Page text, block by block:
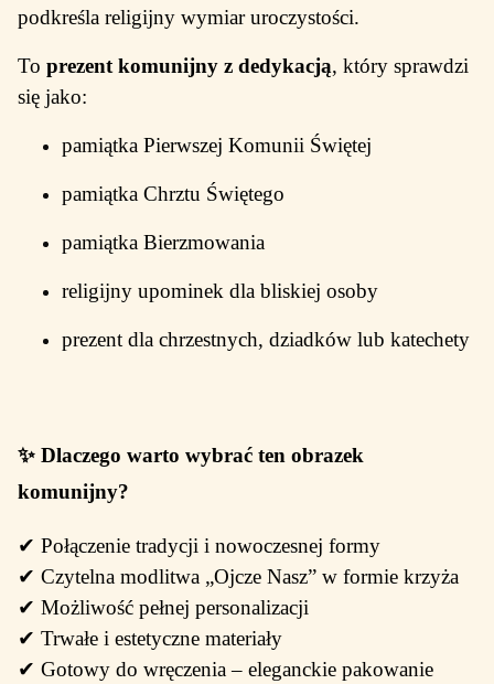
podkreśla religijny wymiar uroczystości.
To prezent komunijny z dedykacją, który sprawdzi
się jako:
pamiątka Pierwszej Komunii Świętej
pamiątka Chrztu Świętego
pamiątka Bierzmowania
religijny upominek dla bliskiej osoby
prezent dla chrzestnych, dziadków lub katechety
✨ Dlaczego warto wybrać ten obrazek
komunijny?
✔ Połączenie tradycji i nowoczesnej formy
✔ Czytelna modlitwa „Ojcze Nasz” w formie krzyża
✔ Możliwość pełnej personalizacji
✔ Trwałe i estetyczne materiały
✔ Gotowy do wręczenia – eleganckie pakowanie